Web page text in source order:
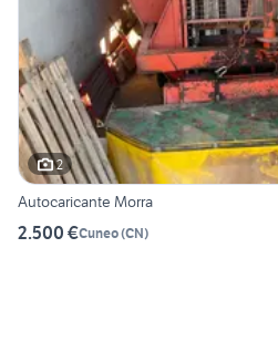
2
Autocaricante Morra
2.500 €Cuneo(CN)